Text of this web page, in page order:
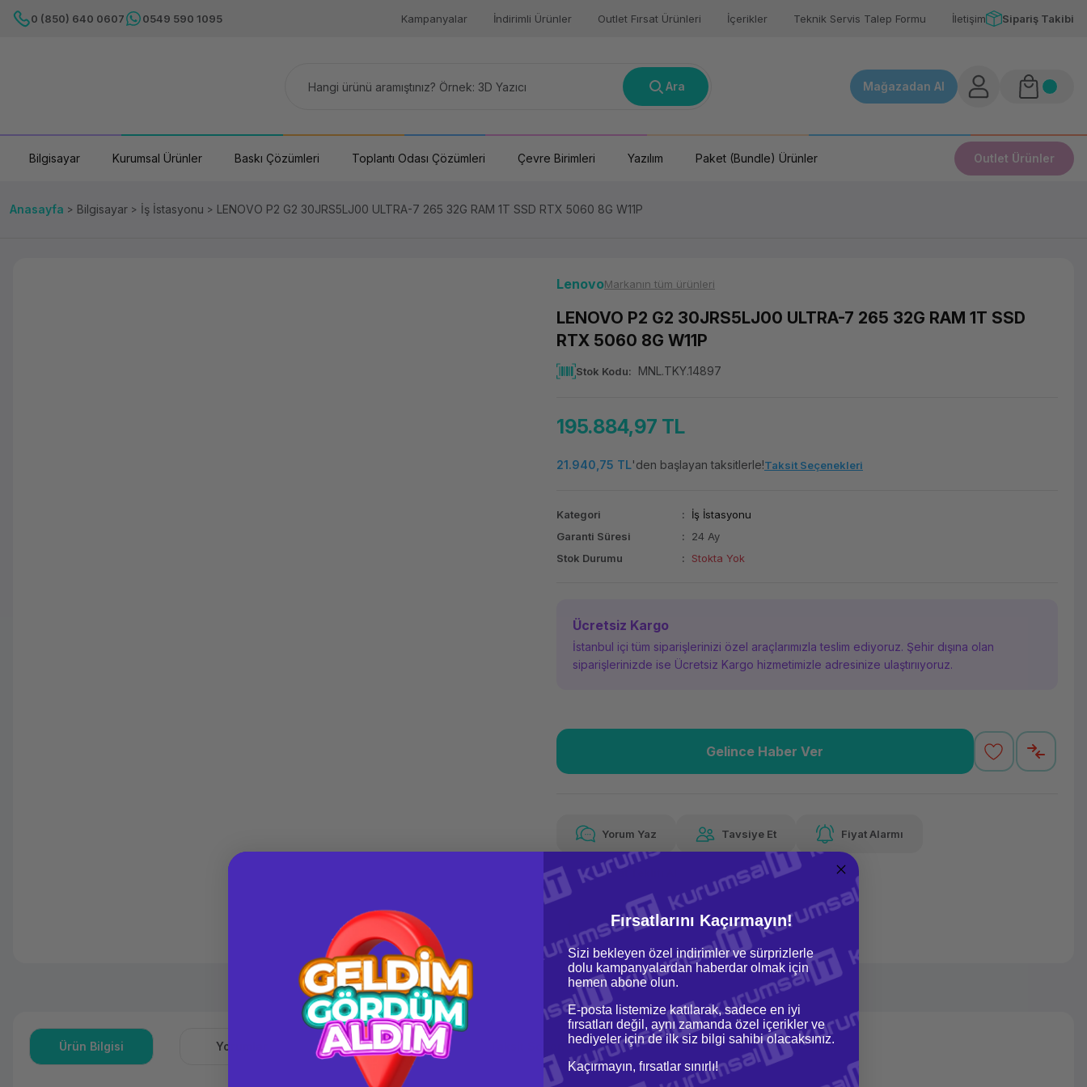
0 (850) 640 0607 0549 590 1095 Kampanyalar İndirimli Ürünler Outlet Fırsat Ürünleri İçerikler Teknik Servis Talep Formu İletişim Sipariş Takibi
Ara Mağazadan Al
Bilgisayar Kurumsal Ürünler Baskı Çözümleri Toplantı Odası Çözümleri Çevre Birimleri Yazılım Paket (Bundle) Ürünler Outlet Ürünler
Anasayfa Bilgisayar İş İstasyonu LENOVO P2 G2 30JRS5LJ00 ULTRA-7 265 32G RAM 1T SSD RTX 5060 8G W11P
LenovoMarkanın tüm ürünleri
LENOVO P2 G2 30JRS5LJ00 ULTRA-7 265 32G RAM 1T SSD
RTX 5060 8G W11P
Stok Kodu MNL.TKY.14897
195.884,97 TL
21.940,75 TL'den başlayan taksitlerle!Taksit Seçenekleri
Kategori
İş İstasyonu
Garanti Süresi
24 Ay
Stok Durumu
Stokta Yok
Ücretsiz Kargo
İstanbul içi tüm siparişlerinizi özel araçlarımızla teslim ediyoruz. Şehir dışına olan
siparişlerinizde ise Ücretsiz Kargo hizmetimizle adresinize ulaştırııyoruz.
Güvenilir Alışveriş
Kolay iade imkanı
21.940,75 TL
Havalelerde
Özel indirim fırsatı
Gelince Haber Ver
Yorum Yaz Tavsiye Et Fiyat Alarmı
Fiyat Teklifi Al
Ürün Bilgisi Yorumlar Soru & Cevap Taksit Seçenekleri
Fırsatlarını Kaçırmayın!
Sizi bekleyen özel indirimler ve sürprizlerle
dolu kampanyalardan haberdar olmak için
hemen abone olun.
E-posta listemize katılarak, sadece en iyi
fırsatları değil, aynı zamanda özel içerikler ve
hediyeler için de ilk siz bilgi sahibi olacaksınız.
Kaçırmayın, fırsatlar sınırlı!